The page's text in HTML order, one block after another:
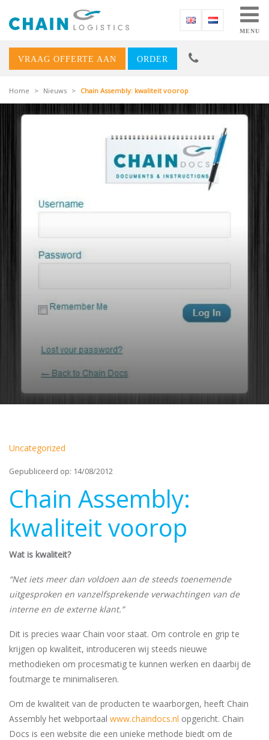
MENU
VRAAG OFFERTE AAN ORDER
Home > Nieuws > Chain Assembly: kwaliteit voorop
Uncategorized
Gepubliceerd op: 14/08/2012
Chain Assembly:
kwaliteit voorop
Wat is kwaliteit?
“Net iets meer dan voldoen aan de steeds toenemende
uitgesproken en vanzelfsprekende verwachtingen van de
interne en de externe klant.”
Dit is precies waar Chain voor staat. Om controle en grip te
krijgen op kwaliteit, introduceren wij steeds nieuwe
methodieken om procesmatig te kunnen werken en daarbij de
foutmarge te minimaliseren.
Om de kwaliteit van de producten te waarborgen, heeft Chain
Assembly het webportaal www.chaindocs.nl opgericht. Chain
Docs is een website die een unieke methode biedt om de